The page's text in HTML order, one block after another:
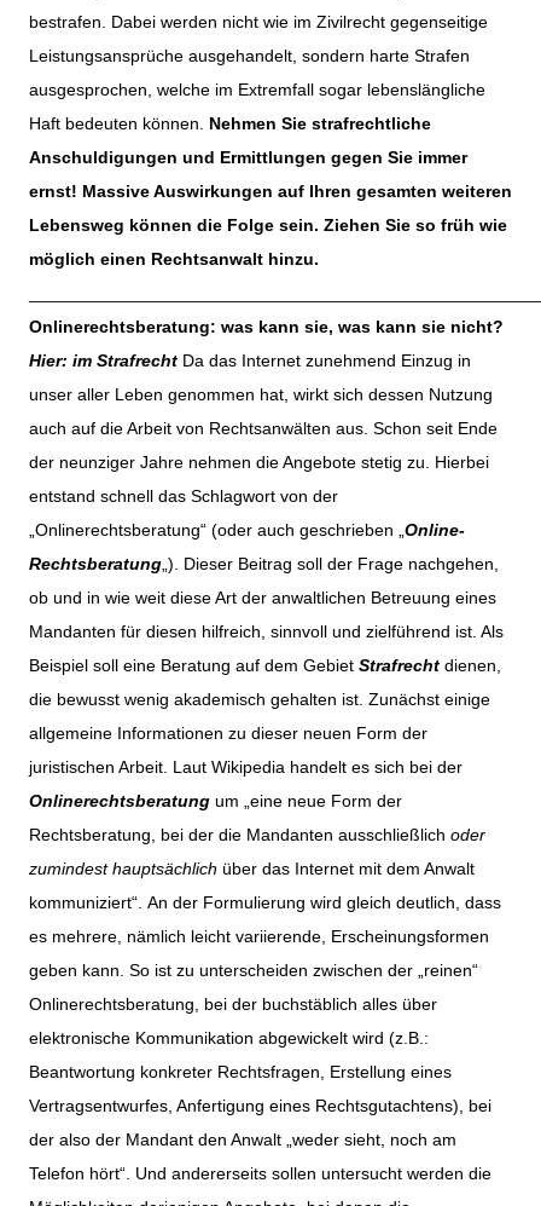
bestrafen. Dabei werden nicht wie im Zivilrecht gegenseitige
Leistungsansprüche ausgehandelt, sondern harte Strafen
ausgesprochen, welche im Extremfall sogar lebenslängliche
Haft bedeuten können. Nehmen Sie strafrechtliche
Anschuldigungen und Ermittlungen gegen Sie immer
ernst! Massive Auswirkungen auf Ihren gesamten weiteren
Lebensweg können die Folge sein. Ziehen Sie so früh wie
möglich einen Rechtsanwalt hinzu.
Onlinerechtsberatung: was kann sie, was kann sie nicht?
Hier: im Strafrecht Da das Internet zunehmend Einzug in
unser aller Leben genommen hat, wirkt sich dessen Nutzung
auch auf die Arbeit von Rechtsanwälten aus. Schon seit Ende
der neunziger Jahre nehmen die Angebote stetig zu. Hierbei
entstand schnell das Schlagwort von der
„Onlinerechtsberatung“ (oder auch geschrieben „Online-
Rechtsberatung„). Dieser Beitrag soll der Frage nachgehen,
ob und in wie weit diese Art der anwaltlichen Betreuung eines
Mandanten für diesen hilfreich, sinnvoll und zielführend ist. Als
Beispiel soll eine Beratung auf dem Gebiet Strafrecht dienen,
die bewusst wenig akademisch gehalten ist. Zunächst einige
allgemeine Informationen zu dieser neuen Form der
juristischen Arbeit. Laut Wikipedia handelt es sich bei der
Onlinerechtsberatung um „eine neue Form der
Rechtsberatung, bei der die Mandanten ausschließlich oder
zumindest hauptsächlich über das Internet mit dem Anwalt
kommuniziert“. An der Formulierung wird gleich deutlich, dass
es mehrere, nämlich leicht variierende, Erscheinungsformen
geben kann. So ist zu unterscheiden zwischen der „reinen“
Onlinerechtsberatung, bei der buchstäblich alles über
elektronische Kommunikation abgewickelt wird (z.B.:
Beantwortung konkreter Rechtsfragen, Erstellung eines
Vertragsentwurfes, Anfertigung eines Rechtsgutachtens), bei
der also der Mandant den Anwalt „weder sieht, noch am
Telefon hört“. Und andererseits sollen untersucht werden die